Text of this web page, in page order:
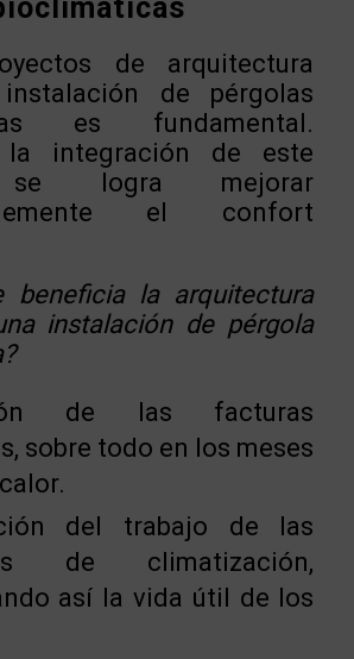
de arquitectura
de pérgolas
es fundamental.
la integración de este
se logra mejorar
el confort
beneficia la arquitectura
instalación de pérgola
de las facturas
sobre todo en los meses
del trabajo de las
de climatización,
así la vida útil de los